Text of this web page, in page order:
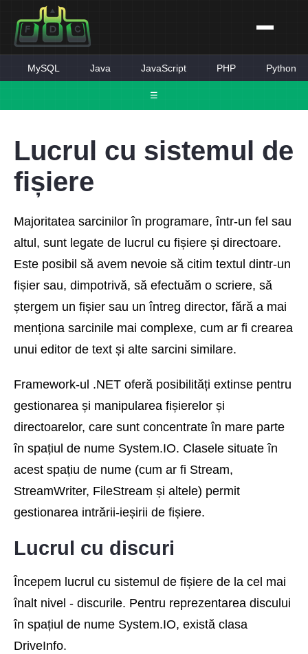
☰
MySQL Java JavaScript PHP Python
Lucrul cu sistemul de
fișiere
Majoritatea sarcinilor în programare, într-un fel sau
altul, sunt legate de lucrul cu fișiere și directoare.
Este posibil să avem nevoie să citim textul dintr-un
fișier sau, dimpotrivă, să efectuăm o scriere, să
ștergem un fișier sau un întreg director, fără a mai
menționa sarcinile mai complexe, cum ar fi crearea
unui editor de text și alte sarcini similare.
Framework-ul .NET oferă posibilități extinse pentru
gestionarea și manipularea fișierelor și
directoarelor, care sunt concentrate în mare parte
în spațiul de nume System.IO. Clasele situate în
acest spațiu de nume (cum ar fi Stream,
StreamWriter, FileStream și altele) permit
gestionarea intrării-ieșirii de fișiere.
Lucrul cu discuri
Începem lucrul cu sistemul de fișiere de la cel mai
înalt nivel - discurile. Pentru reprezentarea discului
în spațiul de nume System.IO, există clasa
DriveInfo.